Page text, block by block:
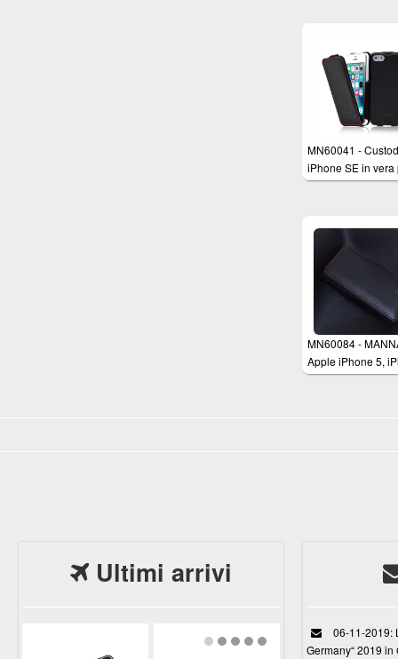
MN60041 -
iPhone SE in vera
nappa nera -
MN60084 -
Apple iPhone 5,
5s Schutzhülle
Ultimi arrivi
06-11-2019:
Germany“ 2019